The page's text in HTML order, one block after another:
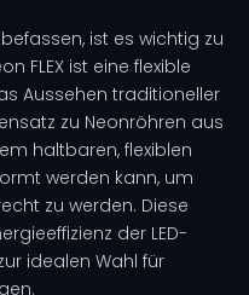
ist es wichtig zu
FLEX ist eine flexible
Aussehen traditioneller
zu Neonröhren aus
haltbaren, flexiblen
werden kann, um
zu werden. Diese
der LED-
idealen Wahl für